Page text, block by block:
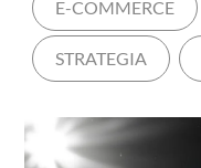
E-COMMERCE
STRATEGIA